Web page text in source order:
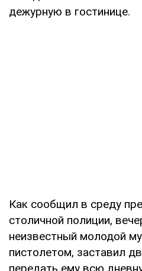
дежурную в гостинице.
Как сообщил в среду
столичной полиции,
неизвестный молодой
пистолетом, заставил
передать ему всю